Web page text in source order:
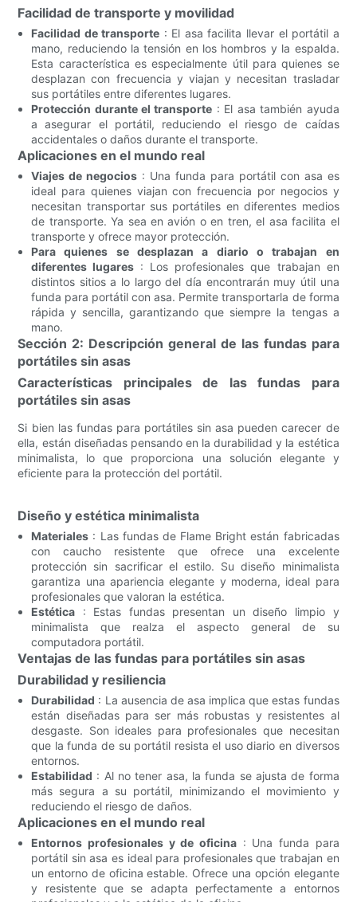
Facilidad de transporte y movilidad
Facilidad de transporte : El asa facilita llevar el portátil a
mano, reduciendo la tensión en los hombros y la espalda.
Esta característica es especialmente útil para quienes se
desplazan con frecuencia y viajan y necesitan trasladar
sus portátiles entre diferentes lugares.
Protección durante el transporte : El asa también ayuda
a asegurar el portátil, reduciendo el riesgo de caídas
accidentales o daños durante el transporte.
Aplicaciones en el mundo real
Viajes de negocios : Una funda para portátil con asa es
ideal para quienes viajan con frecuencia por negocios y
necesitan transportar sus portátiles en diferentes medios
de transporte. Ya sea en avión o en tren, el asa facilita el
transporte y ofrece mayor protección.
Para quienes se desplazan a diario o trabajan en
diferentes lugares : Los profesionales que trabajan en
distintos sitios a lo largo del día encontrarán muy útil una
funda para portátil con asa. Permite transportarla de forma
rápida y sencilla, garantizando que siempre la tengas a
mano.
Sección 2: Descripción general de las fundas para
portátiles sin asas
Características principales de las fundas para
portátiles sin asas
Si bien las fundas para portátiles sin asa pueden carecer de
ella, están diseñadas pensando en la durabilidad y la estética
minimalista, lo que proporciona una solución elegante y
eficiente para la protección del portátil.
Diseño y estética minimalista
Materiales : Las fundas de Flame Bright están fabricadas
con caucho resistente que ofrece una excelente
protección sin sacrificar el estilo. Su diseño minimalista
garantiza una apariencia elegante y moderna, ideal para
profesionales que valoran la estética.
Estética : Estas fundas presentan un diseño limpio y
minimalista que realza el aspecto general de su
computadora portátil.
Ventajas de las fundas para portátiles sin asas
Durabilidad y resiliencia
Durabilidad : La ausencia de asa implica que estas fundas
están diseñadas para ser más robustas y resistentes al
desgaste. Son ideales para profesionales que necesitan
que la funda de su portátil resista el uso diario en diversos
entornos.
Estabilidad : Al no tener asa, la funda se ajusta de forma
más segura a su portátil, minimizando el movimiento y
reduciendo el riesgo de daños.
Aplicaciones en el mundo real
Entornos profesionales y de oficina: Una funda para
portátil sin asa es ideal para profesionales que trabajan en
un entorno de oficina estable. Ofrece una opción elegante
y resistente que se adapta perfectamente a entornos